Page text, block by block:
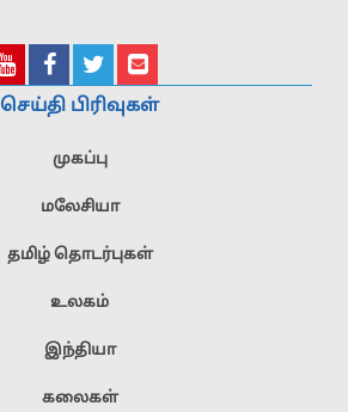
செய்தி பிரிவுகள்
முகப்பு
மலேசியா
தமிழ் தொடர்புகள்
உலகம்
இந்தியா
கலைகள்